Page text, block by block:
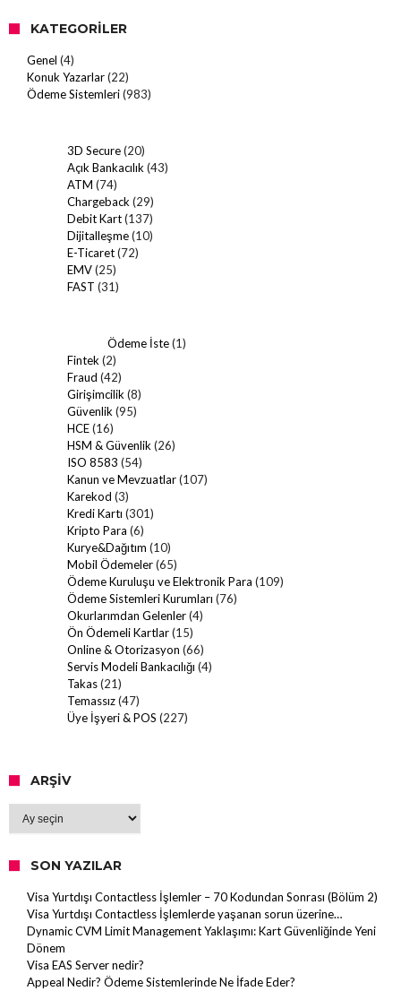
KATEGORILER
Genel (4)
Konuk Yazarlar(22)
Ödeme Sistemleri(983)
3D Secure(20)
Açık Bankacılık(43)
ATM (74)
Chargeback(29)
Debit Kart(137)
Dijitalleşme(10)
E-Ticaret(72)
EMV(25)
FAST (31)
Ödeme İste(1)
Fintek(2)
Fraud (42)
Girişimcilik(8)
Güvenlik(95)
HCE(16)
HSM & Güvenlik(26)
ISO 8583 (54)
Kanun ve Mevzuatlar(107)
Karekod (3)
Kredi Kartı (301)
Kripto Para (6)
Kurye&Dağıtım (10)
Mobil Ödemeler(65)
Ödeme Kuruluşu ve Elektronik Para (109)
Ödeme Sistemleri Kurumları (76)
Okurlarımdan Gelenler(4)
Ön Ödemeli Kartlar(15)
Online & Otorizasyon (66)
Servis Modeli Bankacılığı (4)
Takas(21)
Temassız(47)
Üye İşyeri & POS (227)
ARŞIV
Arşiv
SON YAZILAR
Visa Yurtdışı Contactless İşlemler – 70 Kodundan Sonrası (Bölüm 2)
Visa Yurtdışı Contactless İşlemlerde yaşanan sorun üzerine…
Dynamic CVM Limit Management Yaklaşımı: Kart Güvenliğinde Yeni
Dönem
Visa EAS Server nedir?
Appeal Nedir? Ödeme Sistemlerinde Ne İfade Eder?